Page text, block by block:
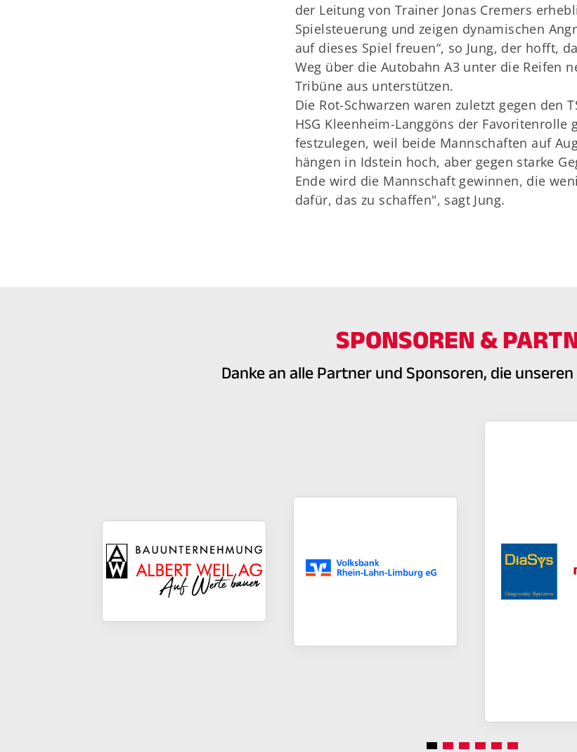
der Leitung von Trainer Jonas Cremers
Spielsteuerung und zeigen dynamischen
auf dieses Spiel freuen“, so Jung, der hofft,
Weg über die Autobahn A3 unter die Reifen
Tribüne aus unterstützen.
Die Rot-Schwarzen waren zuletzt gegen den
HSG Kleenheim-Langgöns der
festzulegen, weil beide Mannschaften auf
hängen in Idstein hoch, aber gegen starke
Ende wird die Mannschaft gewinnen, die
dafür, das zu schaffen", sagt Jung.
SPONSOREN &
Danke an alle Partner und Sponsoren, die